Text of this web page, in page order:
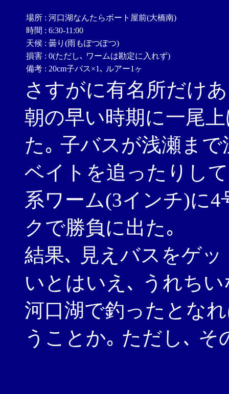
場所 : 河口湖なんたらボート屋前(大橋南)
時間 : 6:30-11:00
天候 : 曇り(雨もぽつぽつ)
損害 : 0(ただし､ ワームは勘定に入れず)
備考 : 20cm子バス×1､ ルアー1ヶ
さすがに有名所だけ
朝の早い時期に一尾
た｡ 子バスが浅瀬ま
ベイトを追ったりし
系ワーム(3インチ)に
クで勝負に出た｡
結果､ 見えバスをゲ
いとはいえ､ うれちい
河口湖で釣ったとな
うことか｡ ただし､ そ